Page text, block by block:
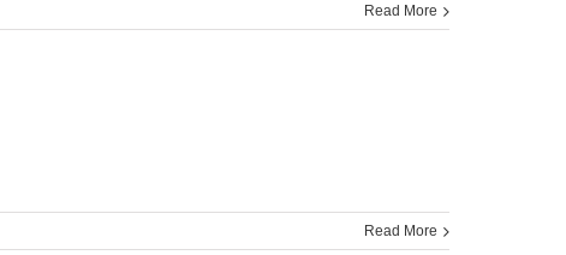
Read More
Read More